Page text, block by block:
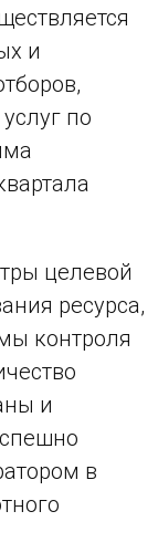
и
по
целевой
ресурса,
контроля
и
в